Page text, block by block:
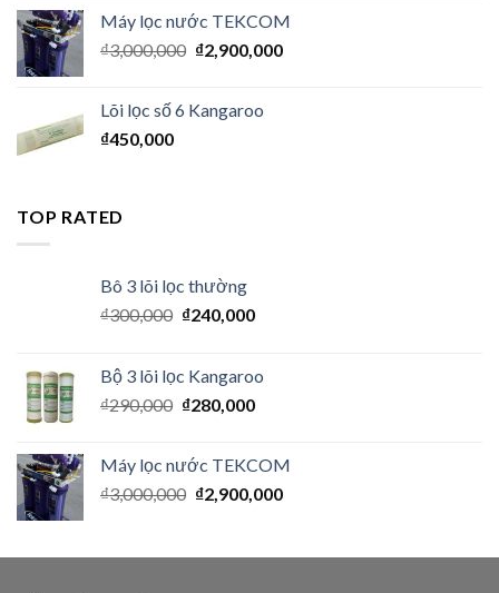
Máy lọc nước TEKCOM
₫3,000,000 ₫2,900,000
Lõi lọc số 6 Kangaroo
₫450,000
TOP RATED
Bô 3 lõi lọc thường
₫300,000 ₫240,000
Bộ 3 lõi lọc Kangaroo
₫290,000 ₫280,000
Máy lọc nước TEKCOM
₫3,000,000 ₫2,900,000